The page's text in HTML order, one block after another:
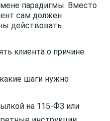
парадигмы. Вместо
сам должен
действовать
клиента о причине
шаги нужно
на 115-ФЗ или